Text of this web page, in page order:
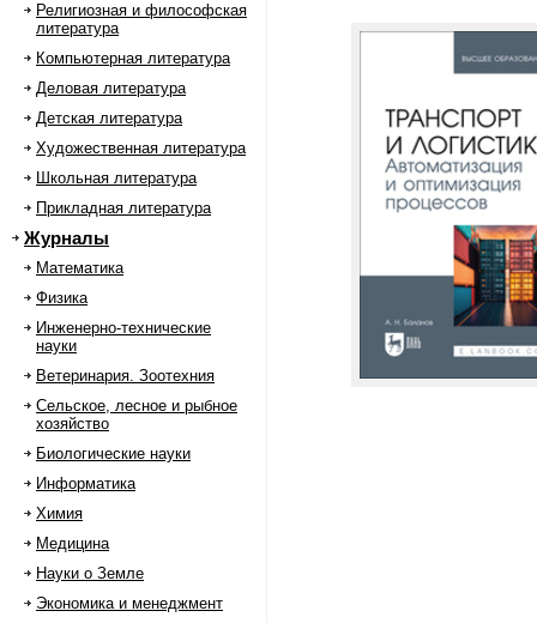
Религиозная и философская
литература
Компьютерная литература
Деловая литература
Детская литература
Художественная литература
Школьная литература
Прикладная литература
Журналы
Математика
Физика
Инженерно-технические
науки
Ветеринария. Зоотехния
Сельское, лесное и рыбное
хозяйство
Биологические науки
Информатика
Химия
Медицина
Науки о Земле
Экономика и менеджмент